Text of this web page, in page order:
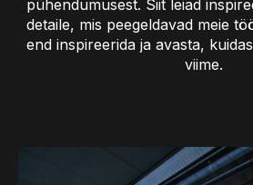
pühendumusest. Siit leiad
detaile, mis peegeldavad meie
end inspireerida ja avasta,
viime.